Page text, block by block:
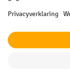
nieuwsbrief. De
korting varieert per
pallettrucks,
worden